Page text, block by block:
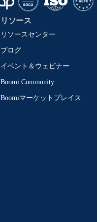
リソース
リソースセンター
ブログ
イベント＆ウェビナー
Boomi Community
Boomiマーケットプレイス